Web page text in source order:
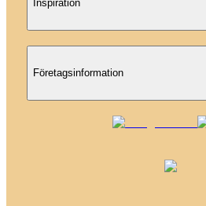
Inspiration
Företagsinformation